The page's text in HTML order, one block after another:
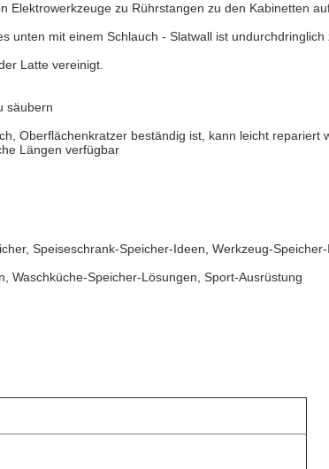
Elektrowerkzeuge zu Rührstangen zu den Kabinetten
unten mit einem Schlauch - Slatwall ist
Latte vereinigt.
säubern
Oberflächenkratzer beständig ist, kann leicht
Längen verfügbar
Speiseschrank-Speicher-Ideen, Werkzeug-
Waschküche-Speicher-Lösungen, Sport-Ausrüstung